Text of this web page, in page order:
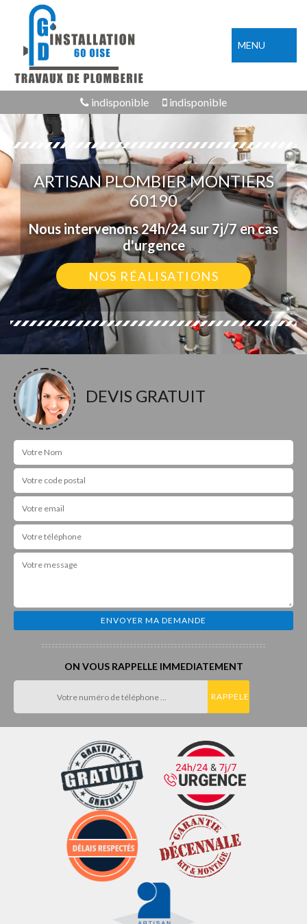
MENU
indisponible indisponible
ARTISAN PLOMBIER MONTIERS
60190
Nous intervenons 24h/24 sur 7j/7 en cas
d'urgence
NOS RÉALISATIONS
DEVIS GRATUIT
ON VOUS RAPPELLE IMMEDIATEMENT